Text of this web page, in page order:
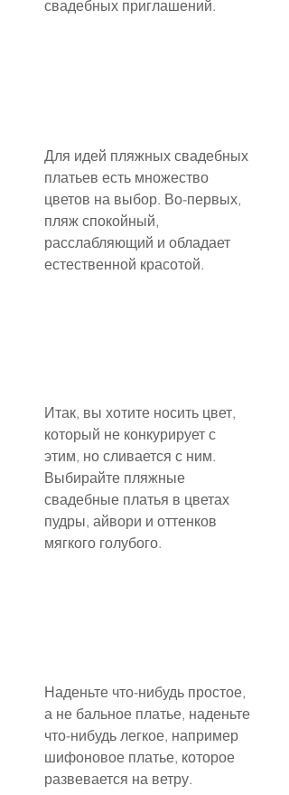
свадебных приглашений.
Для идей пляжных свадебных
платьев есть множество
цветов на выбор. Во-первых,
пляж спокойный,
расслабляющий и обладает
естественной красотой.
Итак, вы хотите носить цвет,
который не конкурирует с
этим, но сливается с ним.
Выбирайте пляжные
свадебные платья в цветах
пудры, айвори и оттенков
мягкого голубого.
Наденьте что-нибудь простое,
а не бальное платье, наденьте
что-нибудь легкое, например
шифоновое платье, которое
развевается на ветру.